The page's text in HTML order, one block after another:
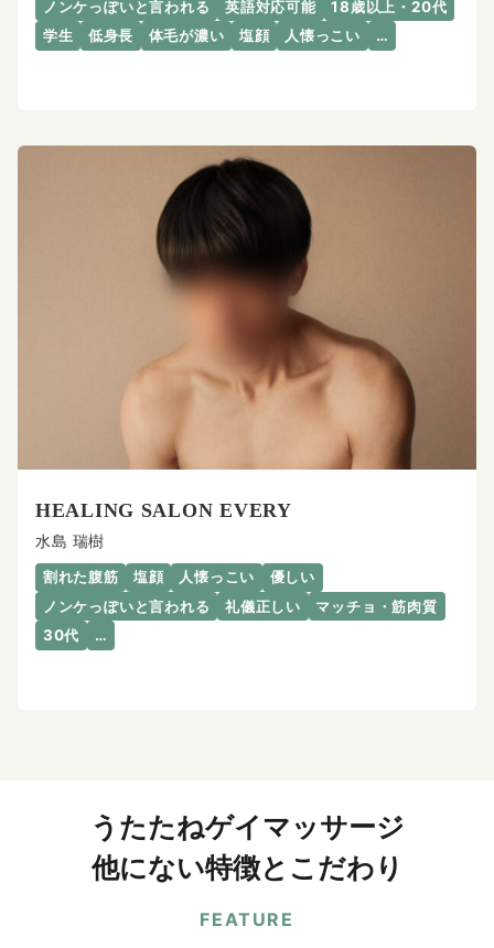
ノンケっぽいと言われる 英語対応可能
18歳以上・20代
学生
低身長 体毛が濃い 塩顔 人懐っこい …
HEALING SALON EVERY
水島 瑞樹
割れた腹筋 塩顔 人懐っこい
優しい
ノンケっぽいと言われる
礼儀正しい
マッチョ・筋肉質
30代
…
うたたねゲイマッサージ
他にない特徴とこだわり
FEATURE